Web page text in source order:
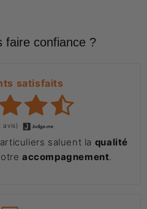
faire confiance ?
satisfaits
avis)
saluent la qualité
accompagnement